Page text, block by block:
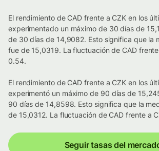
El rendimiento de CAD frente a CZK en los
experimentado un máximo de 30 días de
de 30 días de 14,9082. Esto significa que la
fue de 15,0319. La fluctuación de CAD
0.54.
El rendimiento de CAD frente a CZK en los
experimentó un máximo de 90 días de
90 días de 14,8598. Esto significa que la
de 15,0312. La fluctuación de CAD frente a
Seguir tasas del